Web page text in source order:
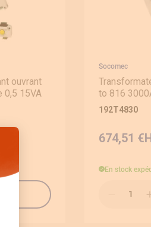
: Personnalisez vos
ouvrant
15VA
Socomec
to 816
192T4830
674,51 €
En stock